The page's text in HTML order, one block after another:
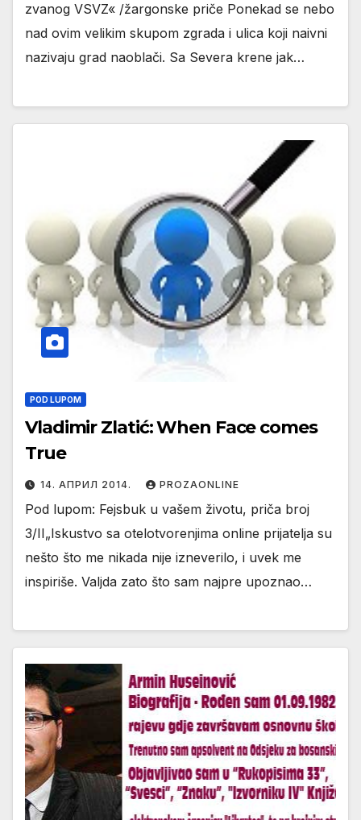
zvanog VSVZ« /žargonske priče Ponekad se nebo
nad ovim velikim skupom zgrada i ulica koji naivni
nazivaju grad naoblači. Sa Severa krene jak…
POD LUPOM
Vladimir Zlatić: When Face comes
True
14. АПРИЛ 2014. PROZAONLINE
Pod lupom: Fejsbuk u vašem životu, priča broj
3/II„Iskustvo sa otelotvorenjima online prijatelja su
nešto što me nikada nije izneverilo, i uvek me
inspiriše. Valjda zato što sam najpre upoznao…